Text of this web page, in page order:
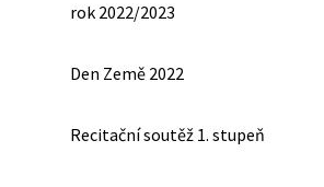
rok 2022/2023
Den Země 2022
Recitační soutěž 1. stupeň